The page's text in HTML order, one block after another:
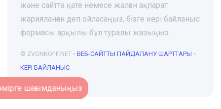
және сайтта қате немесе жалған ақпарат
жарияланған деп ойласаңыз, бізге кері байланыс
формасы арқылы бұл туралы жазыңыз.
© ZVONKOFF.NET • ВЕБ-CАЙТТЫ ПАЙДАЛАНУ ШАРТТАРЫ •
КЕРІ БАЙЛАНЫС
Нөмірге шағымданыңыз